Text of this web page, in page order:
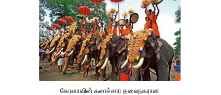
கேரளாவின் கலாச்சார தலைநகரான